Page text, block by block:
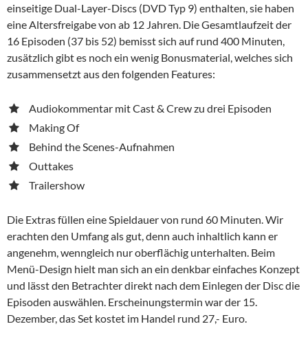
einseitige Dual-Layer-Discs (DVD Typ 9) enthalten, sie haben
eine Altersfreigabe von ab 12 Jahren. Die Gesamtlaufzeit der
16 Episoden (37 bis 52) bemisst sich auf rund 400 Minuten,
zusätzlich gibt es noch ein wenig Bonusmaterial, welches sich
zusammensetzt aus den folgenden Features:
Audiokommentar mit Cast & Crew zu drei Episoden
Making Of
Behind the Scenes-Aufnahmen
Outtakes
Trailershow
Die Extras füllen eine Spieldauer von rund 60 Minuten. Wir
erachten den Umfang als gut, denn auch inhaltlich kann er
angenehm, wenngleich nur oberflächig unterhalten. Beim
Menü-Design hielt man sich an ein denkbar einfaches Konzept
und lässt den Betrachter direkt nach dem Einlegen der Disc die
Episoden auswählen. Erscheinungstermin war der 15.
Dezember, das Set kostet im Handel rund 27,- Euro.